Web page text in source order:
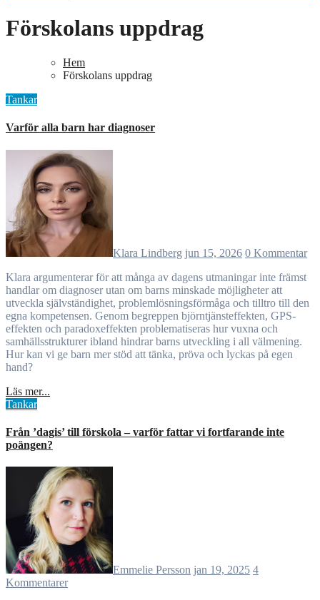
Förskolans uppdrag
Hem
Förskolans uppdrag
Tankar
Varför alla barn har diagnoser
Klara Lindberg jun 15, 2026 0 Kommentar
Klara argumenterar för att många av dagens utmaningar inte främst
handlar om diagnoser utan om barns minskade möjligheter att
utveckla självständighet, problemlösningsförmåga och tilltro till den
egna kompetensen. Genom begreppen björntjänsteffekten, GPS-
effekten och paradoxeffekten problematiseras hur vuxna och
samhällsstrukturer ibland hindrar barns utveckling i all välmening.
Hur kan vi ge barn mer stöd att tänka, pröva och lyckas på egen
hand?
Läs mer...
Tankar
Från ’dagis’ till förskola – varför fattar vi fortfarande inte
poängen?
Emmelie Persson jan 19, 2025 4
Kommentarer